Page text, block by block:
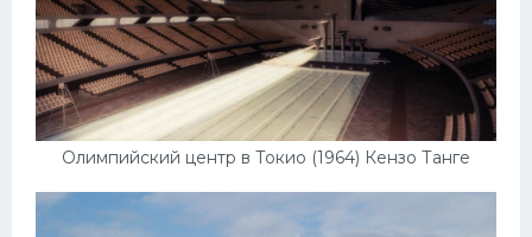
Олимпийский центр в Токио (1964) Кензо Танге